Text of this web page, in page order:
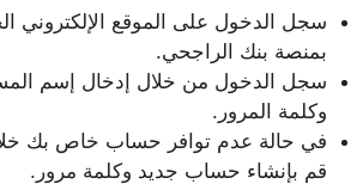
سجل الدخول على الموقع الإلكتروني
بمنصة بنك الراجحي.
سجل الدخول من خلال إدخال إسم
وكلمة المرور.
في حالة عدم توافر حساب خاص بك
قم بإنشاء حساب جديد وكلمة مرور.